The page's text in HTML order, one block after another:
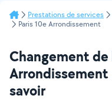
Prestations de services
Paris 10e Arrondissement
Changement de
savoir